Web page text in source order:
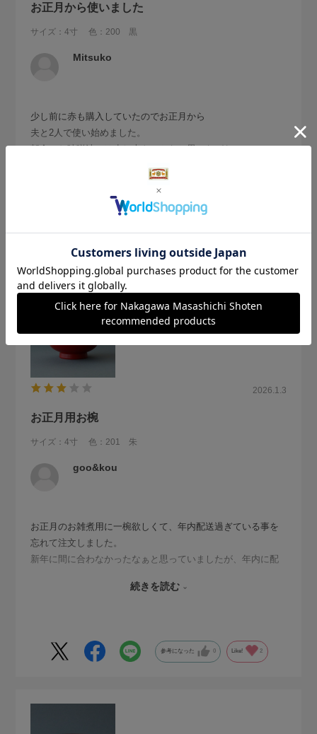
お正月から使いました
サイズ：4寸 色：200 黒
Mitsuko
少し前に赤も購入していたのでお正月から
夫と2人で使い始めました。
朝食のお味噌汁には少し大きいかなと思いながら
ぷり入って良い大きさです。
思い切って２人揃えて購入して良かったです。
これからほとんど毎日使う事になります。
続きを読む
2026.1.3
お正月用お椀
サイズ：4寸 色：201 朱
goo&kou
お正月のお雑煮用に一椀欲しくて、年内配送過ぎている事を
忘れて注文しました。
新年に間に合わなかったなぁと思っていましたが、年内に配
艶なしのお椀なのでやや高級感に欠ける感じはしました
配送に関して、締切時間が過ぎていたにも関わらず、年内配
送にして頂き感謝しております。
続きを読む
参考になった 0 Like! 2